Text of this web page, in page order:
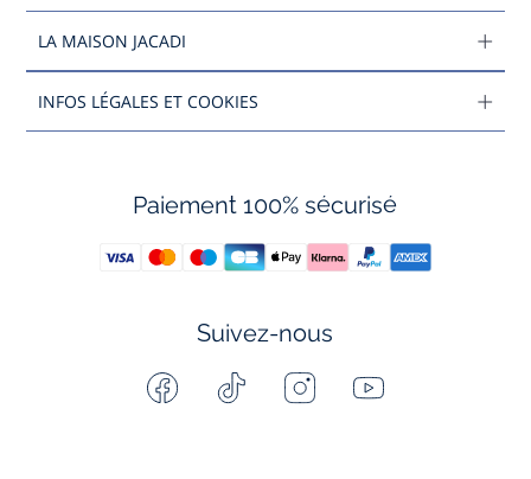
LA MAISON JACADI
INFOS LÉGALES ET COOKIES
Paiement 100% sécurisé
Suivez-nous
Facebook Tiktok InstagramYoutube